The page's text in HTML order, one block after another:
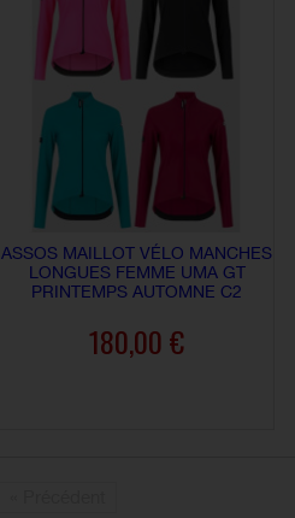
ASSOS MAILLOT VÉLO MANCHES
LONGUES FEMME UMA GT
PRINTEMPS AUTOMNE C2
180,00 €